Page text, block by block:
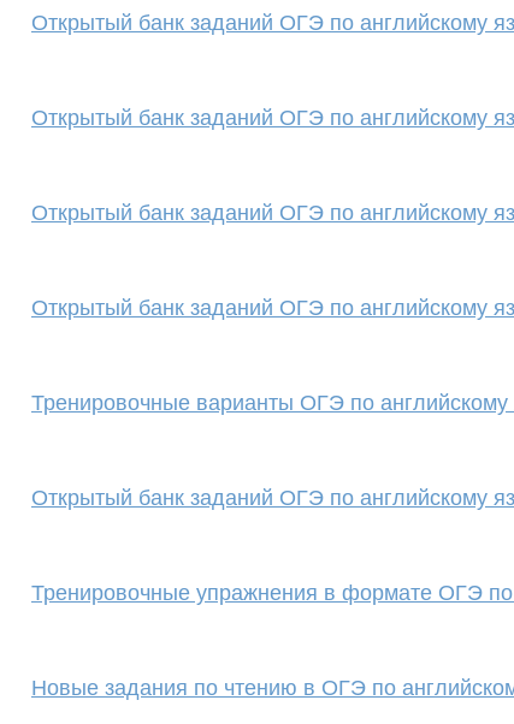
Открытый банк заданий ОГЭ по английскому
Открытый банк заданий ОГЭ по английскому
Открытый банк заданий ОГЭ по английскому
Открытый банк заданий ОГЭ по английскому
Тренировочные варианты ОГЭ по английскому
Открытый банк заданий ОГЭ по английскому
Тренировочные упражнения в формате ОГЭ по
Новые задания по чтению в ОГЭ по